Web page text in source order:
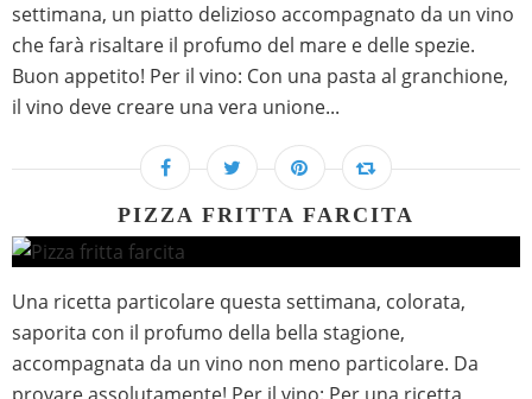
settimana, un piatto delizioso accompagnato da un vino
che farà risaltare il profumo del mare e delle spezie.
Buon appetito! Per il vino: Con una pasta al granchione,
il vino deve creare una vera unione...
PIZZA FRITTA FARCITA
Una ricetta particolare questa settimana, colorata,
saporita con il profumo della bella stagione,
accompagnata da un vino non meno particolare. Da